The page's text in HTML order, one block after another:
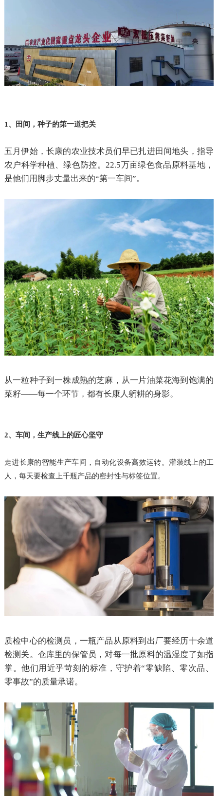
1、田间，种子的第一道把关
五月伊始，长康的农业技术员们早已扎进田间地头，指导
农户科学种植、绿色防控。 22.5万亩绿色食品原料基地，
是他们用脚步丈量出来的“第一车间”。
从一粒种子到一株成熟的芝麻，从一片油菜花海到饱满的
菜籽——每一个环节，都有长康人躬耕的身影。
2、车间，生产线上的匠心坚守
走进长康的智能生产车间，自动化设备高效运转。灌装线上的工
人，每天要检查上千瓶产品的密封性与标签位置。
质检中心的检测员，一瓶产品从原料到出厂要经历十余道
检测关。仓库里的保管员，对每一批原料的温湿度了如指
掌。他们用近乎苛刻的标准，守护着“零缺陷、零次品、
零事故”的质量承诺。